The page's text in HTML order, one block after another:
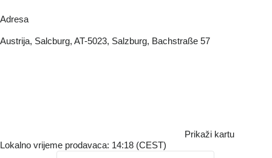
Adresa
Austrija, Salcburg, AT-5023, Salzburg, Bachstraße 57
Prikaži kartu
Lokalno vrijeme prodavaca: 14:18 (CEST)